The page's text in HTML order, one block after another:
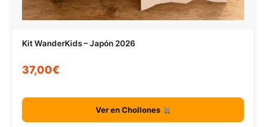
Kit WanderKids – Japón 2026
37,00€
Ver en Chollones